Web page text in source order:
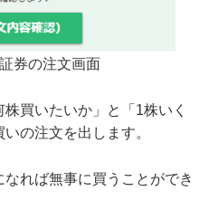
券の注文画面
買いたいか」と「1株いく
の注文を出します。
れば無事に買うことができ